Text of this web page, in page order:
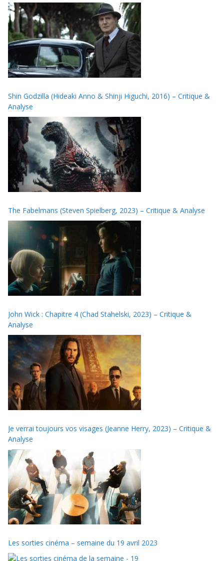
Shin Godzilla (Hideaki Anno & Shinji Higuchi, 2016) – Critique &
Analyse
The Fabelmans (Steven Spielberg, 2023) – Critique & Analyse
John Wick : Chapitre 4 (Chad Stahelski, 2023) – Critique &
Analyse
Je verrai toujours vos visages (Jeanne Herry, 2023) – Critique &
Analyse
Les sorties cinéma – semaine du 19 avril 2023